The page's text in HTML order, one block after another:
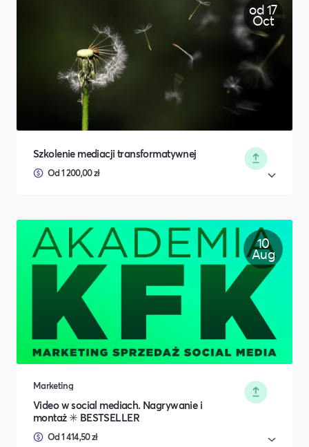
od 17
Oct
Szkolenie mediacji transformatywnej
Od 1 200,00 zł
10
Aug
Marketing
Video w social mediach. Nagrywanie i
montaż ✳️ BESTSELLER
Od 1 414,50 zł